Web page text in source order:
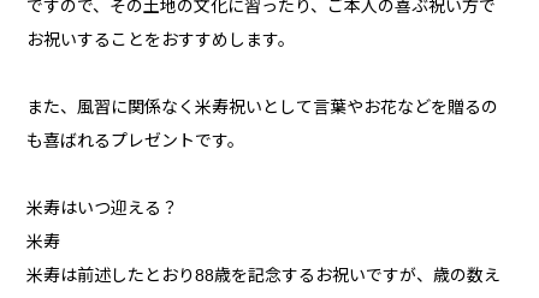
ですので、その土地の文化に習ったり、ご本人の喜ぶ祝い方で
お祝いすることをおすすめします。
また、風習に関係なく米寿祝いとして言葉やお花などを贈るの
も喜ばれるプレゼントです。
米寿はいつ迎える？
米寿
米寿は前述したとおり88歳を記念するお祝いですが、歳の数え